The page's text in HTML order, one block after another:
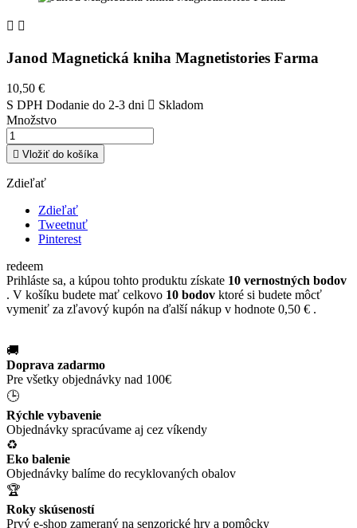
 
Janod Magnetická kniha Magnetistories Farma
10,50 €
S DPH Dodanie do 2-3 dni  Skladom
Množstvo
 Vložiť do košíka
Zdieľať
Zdieľať
Tweetnuť
Pinterest
redeem
Prihláste sa, a kúpou tohto produktu získate 10 vernostných bodov
. V košíku budete mať celkovo 10 bodov ktoré si budete môcť
vymeniť za zľavový kupón na ďalší nákup v hodnote 0,50 € .
🚚
Doprava zadarmo
Pre všetky objednávky nad 100€
🕒
Rýchle vybavenie
Objednávky spracúvame aj cez víkendy
♻️
Eko balenie
Objednávky balíme do recyklovaných obalov
🏆
Roky skúseností
Prvý e-shop zameraný na senzorické hry a pomôcky